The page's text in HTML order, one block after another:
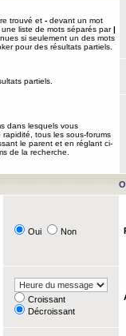
trouvé et - devant un mot
liste de mots séparés par|
si seulement un des mots
pour des résultats partiels.
partiels.
dans lesquels vous
tous les sous-forums
le parent et en réglant ci-
de la recherche.
Oui Non
Croissant
Décroissant